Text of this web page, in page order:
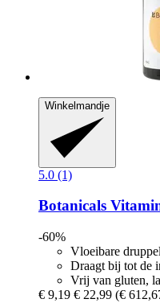
Winkelmandje
5.0 (1)
Botanicals
-60%
Vloeibare
Draagt bij tot de
Vrij van gluten,
€ 9,19 € 22,99 (€